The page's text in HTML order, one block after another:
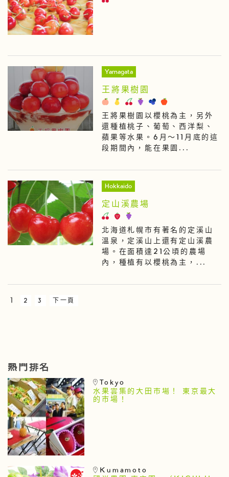
Yamagata
王將果樹園
王將果樹園以櫻桃為主，另外
還種植桃子、葡萄、西洋梨、
蘋果等水果。6月～11月底的這
段期間內，能在果園...
Hokkaido
定山溪農場
北海道札幌市有著名的定溪山
溫泉，定溪山上還有定山溪農
場。在面積達21公頃的農場
內，種植有以櫻桃為主，...
1 2 3 下一頁
熱門排名
Tokyo
水果雲集的大田市場！ 東京最大
的市場！
Kumamoto